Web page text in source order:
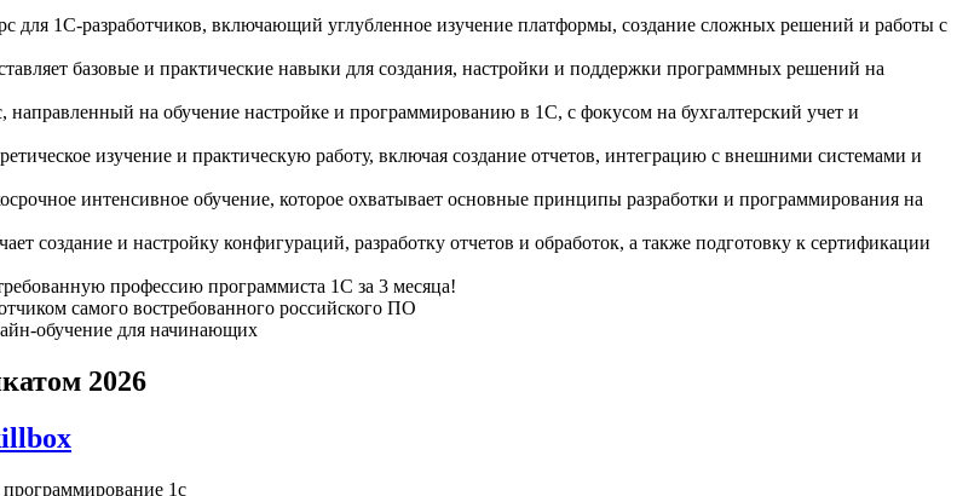
для 1С‑разработчиков, включающий углубленное изучение платформы, создание сложных решений и работы с
базовые и практические навыки для создания, настройки и поддержки программных решений на
направленный на обучение настройке и программированию в 1С, с фокусом на бухгалтерский учет и
изучение и практическую работу, включая создание отчетов, интеграцию с внешними системами и
интенсивное обучение, которое охватывает основные принципы разработки и программирования на
создание и настройку конфигураций, разработку отчетов и обработок, а также подготовку к сертификации
профессию программиста 1С за 3 месяца!
самого востребованного российского ПО
обучение для начинающих
2026
программирование 1с